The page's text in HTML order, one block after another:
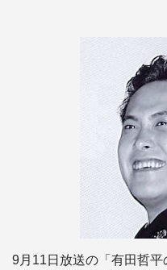
9月11日放送の「有田哲